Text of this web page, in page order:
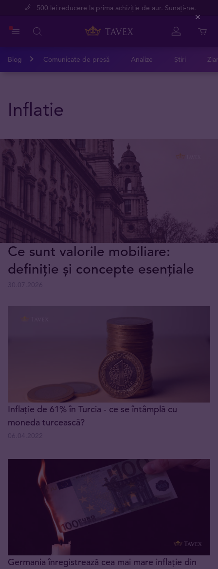
500 lei reducere la prima achiziție de aur. Sunați-ne.
Blog Comunicate de presă Analize Știri
Inflatie
Ce sunt valorile mobiliare:
definiție și concepte esențiale
Inflație de 61% în Turcia - ce se întâmplă cu
moneda turcească?
Germania înregistrează cea mai mare inflație din
Close